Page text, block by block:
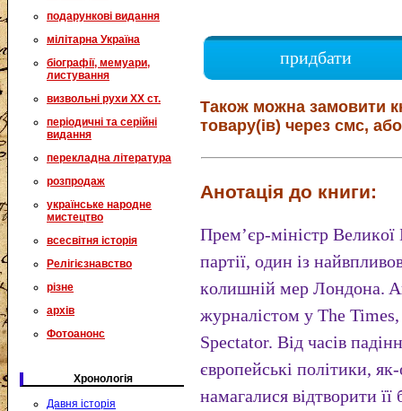
подарункові видання
мілітарна Україна
біографії, мемуари,
листування
визвольні рухи XX ст.
періодичні та серійні
видання
перекладна література
розпродаж
українське народне
мистецтво
всесвітня історія
Релігієзнавство
різне
архів
Фотоанонс
Хронологія
Давня історія
придбати
Також можна замовити
товару(ів) через смс,
Анотація до книги:
Пpeм’єp-мiнicтp Вeликoї
пapтiї, oдин iз
кoлишнiй мep Лoндoнa.
жуpнaлicтoм у The
Spectator. Вiд чaciв
євpoпeйcькi пoлiтики,
нaмaгaлиcя вiдтвopити